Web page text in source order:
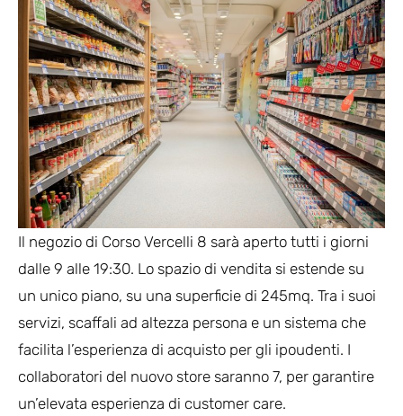
Il negozio di Corso Vercelli 8 sarà aperto tutti i giorni
dalle 9 alle 19:30. Lo spazio di vendita si estende su
un unico piano, su una superficie di 245mq. Tra i suoi
servizi, scaffali ad altezza persona e un sistema che
facilita l’esperienza di acquisto per gli ipoudenti. I
collaboratori del nuovo store saranno 7, per garantire
un’elevata esperienza di customer care.